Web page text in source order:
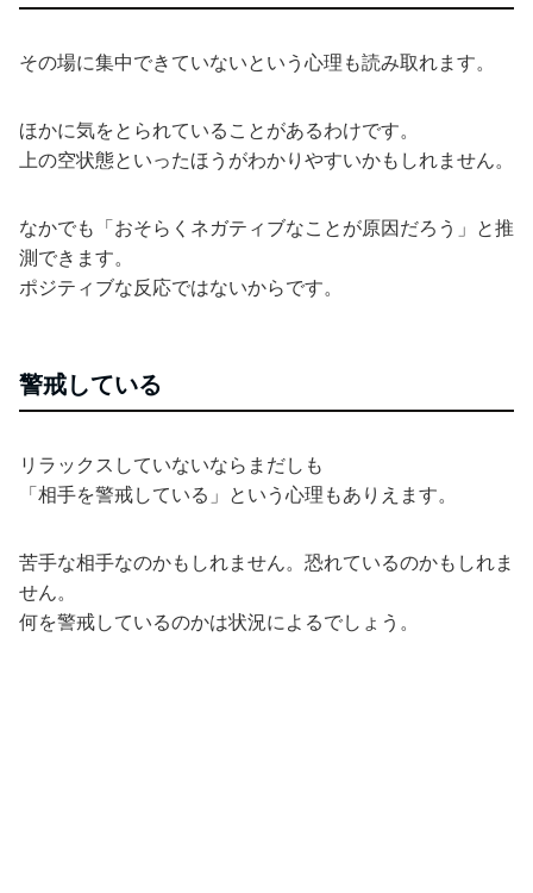
その場に集中できていないという心理も読み取れます。
ほかに気をとられていることがあるわけです。
上の空状態といったほうがわかりやすいかもしれません。
なかでも「おそらくネガティブなことが原因だろう」と推
測できます。
ポジティブな反応ではないからです。
警戒している
リラックスしていないならまだしも
「相手を警戒している」という心理もありえます。
苦手な相手なのかもしれません。恐れているのかもしれま
せん。
何を警戒しているのかは状況によるでしょう。